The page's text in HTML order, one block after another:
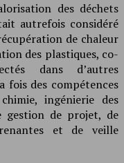
des déchets
autrefois considéré
de chaleur
des plastiques, co-
dans d’autres
fois des compétences
ingénierie des
gestion de projet, de
et de veille